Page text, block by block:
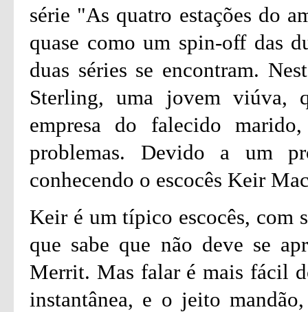
série "As quatro estações do
quase como um spin-off das
duas séries se encontram.
Sterling, uma jovem viúva,
empresa do falecido
problemas. Devido a um
conhecendo o escocês Keir
Keir é um típico escocês, com
que sabe que não deve se
Merrit. Mas falar é mais fácil
instantânea, e o jeito